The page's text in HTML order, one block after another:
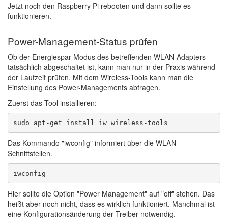
Jetzt noch den Raspberry Pi rebooten und dann sollte es
funktionieren.
Power-Management-Status prüfen
Ob der Energiespar-Modus des betreffenden WLAN-Adapters
tatsächlich abgeschaltet ist, kann man nur in der Praxis während
der Laufzeit prüfen. Mit dem Wireless-Tools kann man die
Einstellung des Power-Managements abfragen.
Zuerst das Tool installieren:
Das Kommando "iwconfig" informiert über die WLAN-
Schnittstellen.
Hier sollte die Option "Power Management" auf "off" stehen. Das
heißt aber noch nicht, dass es wirklich funktioniert. Manchmal ist
eine Konfigurationsänderung der Treiber notwendig.